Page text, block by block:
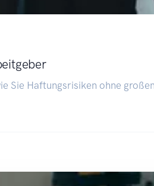
Sie Haftungsrisiken ohne